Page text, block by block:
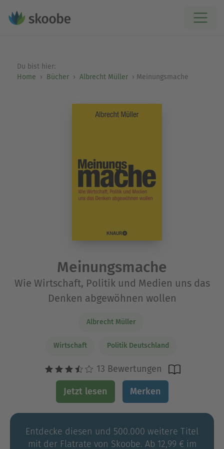
Du bist hier:
Home
Bücher Albrecht Müller Meinungsmache
Meinungsmache
Wie Wirtschaft, Politik und Medien uns das
Denken abgewöhnen wollen
Albrecht Müller
Wirtschaft Politik Deutschland
13 Bewertungen
Jetzt lesen Merken
Entdecke diesen und 500.000 weitere Titel
mit der Flatrate von Skoobe. Ab 12,99 € im